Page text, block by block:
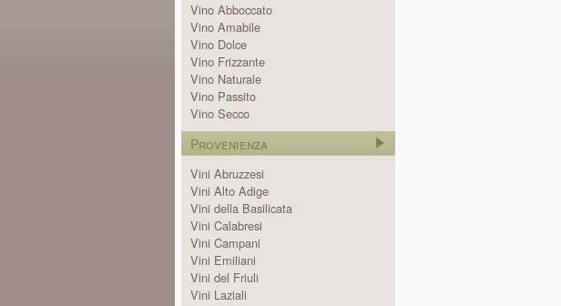
Vino Abboccato
Vino Amabile
Vino Dolce
Vino Frizzante
Vino Naturale
Vino Passito
Vino Secco
Provenienza
Vini Abruzzesi
Vini Alto Adige
Vini della Basilicata
Vini Calabresi
Vini Campani
Vini Emiliani
Vini del Friuli
Vini Laziali